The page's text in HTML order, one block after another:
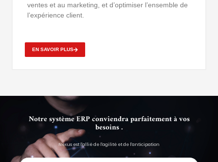
ventes et au marketing, et d’optimiser l’ensemble de
l’expérience client.
EN SAVOIR PLUS
Notre système ERP conviendra parfaitement à vos
besoins .
Nexus est l'allié de l'agilité et de l'anticipation